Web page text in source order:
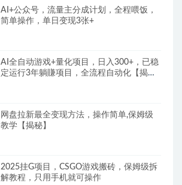
AI+公众号，流量主分成计划，全程喂饭，
简单操作，单日变现3张+
AI全自动游戏+量化项目，日入300+，已稳
定运行3年躺賺项目，全流程自动化【揭
网盘拉新最全变现方法，操作简单,保姆级
教学【揭秘】
2025挂G项目，CSGO游戏搬砖，保姆级拆
解教程，只用手机就可操作